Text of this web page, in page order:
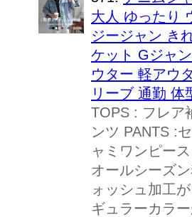
大人 ゆったり
ジージャン き
ケット Gジャ
ウター 軽アウ
リーブ 通勤 体
TOPS : フレア
ンツ PANTS :
ャミワンピー
オールシーズ
ォッシュ加工
ギュラーカラ